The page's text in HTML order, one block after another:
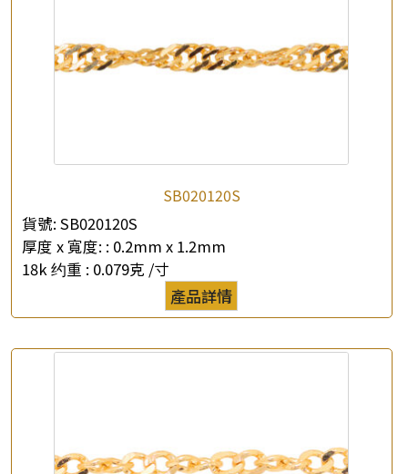
SB020120S
貨號: SB020120S
厚度 x 寬度: : 0.2mm x 1.2mm
18k 约重 : 0.079克 /寸
產品詳情
產品查詢 ×
公司名稱
* 聯絡電話
查詢以下產品